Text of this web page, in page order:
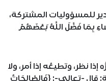
للمسؤوليات المشتركة،
بِمَا فَضَّلَ اللَّهُ بَعْضَهُمْ
نظر، وتطيعُه إذا أمر، ولا
قال -تعالى-: {فَالصَّالِحَاتُ